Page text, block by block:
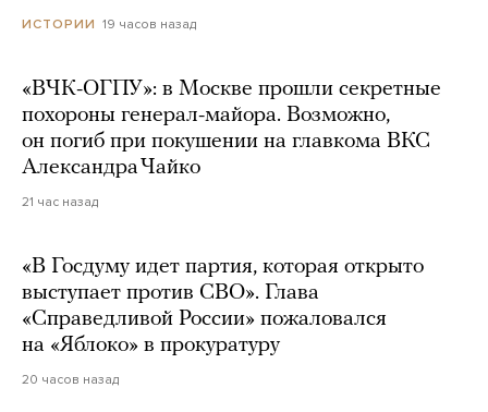
ИСТОРИИ 19 часов назад
«ВЧК-ОГПУ»: в Москве прошли секретные
похороны генерал-майора. Возможно,
он погиб при покушении на главкома ВКС
Александра Чайко
21 час назад
«В Госдуму идет партия, которая открыто
выступает против СВО». Глава
«Справедливой России» пожаловался
на «Яблоко» в прокуратуру
20 часов назад